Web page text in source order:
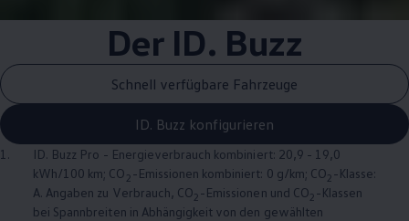
Der ID. Buzz
Schnell verfügbare Fahrzeuge
ID. Buzz konfigurieren
1. ID. Buzz Pro - Energieverbrauch kombiniert: 20,9 - 19,0
kWh/100 km; CO 2 -Emissionen kombiniert: 0 g/km; CO2 -Klasse:
A. Angaben zu Verbrauch, CO2 -Emissionen und CO2 -Klassen
bei Spannbreiten in Abhängigkeit von den gewählten